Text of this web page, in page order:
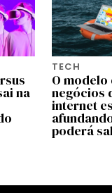
na
TECH
O modelo
negócios
internet
poderá